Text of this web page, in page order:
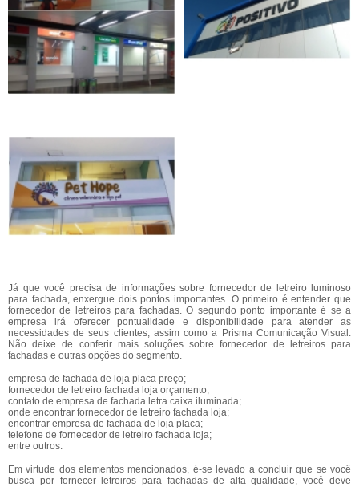
Já que você precisa de informações sobre fornecedor de letreiro luminoso
para fachada, enxergue dois pontos importantes. O primeiro é entender que
fornecedor de letreiros para fachadas. O segundo ponto importante é se a
empresa irá oferecer pontualidade e disponibilidade para atender as
necessidades de seus clientes, assim como a Prisma Comunicação Visual.
Não deixe de conferir mais soluções sobre fornecedor de letreiros para
fachadas e outras opções do segmento.
empresa de fachada de loja placa preço;
fornecedor de letreiro fachada loja orçamento;
contato de empresa de fachada letra caixa iluminada;
onde encontrar fornecedor de letreiro fachada loja;
encontrar empresa de fachada de loja placa;
telefone de fornecedor de letreiro fachada loja;
entre outros.
Em virtude dos elementos mencionados, é-se levado a concluir que se você
busca por fornecer letreiros para fachadas de alta qualidade, você deve